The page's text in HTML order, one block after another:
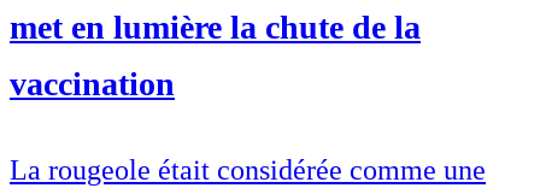
met en lumière la chute de la
vaccination
La rougeole était considérée comme une